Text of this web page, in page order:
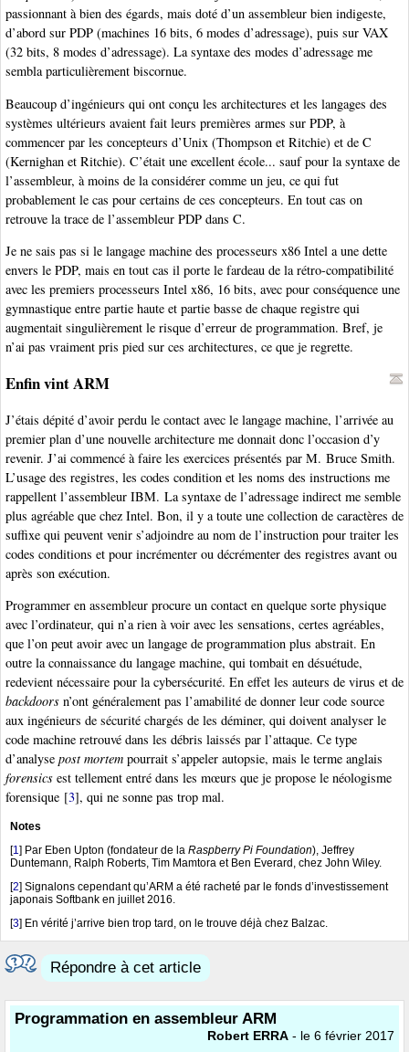
passionnant à bien des égards, mais doté d’un assembleur bien indigeste,
d’abord sur PDP (machines 16 bits, 6 modes d’adressage), puis sur VAX
(32 bits, 8 modes d’adressage). La syntaxe des modes d’adressage me
sembla particulièrement biscornue.
Beaucoup d’ingénieurs qui ont conçu les architectures et les langages des
systèmes ultérieurs avaient fait leurs premières armes sur PDP, à
commencer par les concepteurs d’Unix (Thompson et Ritchie) et de C
(Kernighan et Ritchie). C’était une excellent école... sauf pour la syntaxe de
l’assembleur, à moins de la considérer comme un jeu, ce qui fut
probablement le cas pour certains de ces concepteurs. En tout cas on
retrouve la trace de l’assembleur PDP dans C.
Je ne sais pas si le langage machine des processeurs x86 Intel a une dette
envers le PDP, mais en tout cas il porte le fardeau de la rétro-compatibilité
avec les premiers processeurs Intel x86, 16 bits, avec pour conséquence une
gymnastique entre partie haute et partie basse de chaque registre qui
augmentait singulièrement le risque d’erreur de programmation. Bref, je
n’ai pas vraiment pris pied sur ces architectures, ce que je regrette.
Enfin vint ARM
J’étais dépité d’avoir perdu le contact avec le langage machine, l’arrivée au
premier plan d’une nouvelle architecture me donnait donc l’occasion d’y
revenir. J’ai commencé à faire les exercices présentés par M. Bruce Smith.
L’usage des registres, les codes condition et les noms des instructions me
rappellent l’assembleur IBM. La syntaxe de l’adressage indirect me semble
plus agréable que chez Intel. Bon, il y a toute une collection de caractères de
suffixe qui peuvent venir s’adjoindre au nom de l’instruction pour traiter les
codes conditions et pour incrémenter ou décrémenter des registres avant ou
après son exécution.
Programmer en assembleur procure un contact en quelque sorte physique
avec l’ordinateur, qui n’a rien à voir avec les sensations, certes agréables,
que l’on peut avoir avec un langage de programmation plus abstrait. En
outre la connaissance du langage machine, qui tombait en désuétude,
redevient nécessaire pour la cybersécurité. En effet les auteurs de virus et de
backdoors n’ont généralement pas l’amabilité de donner leur code source
aux ingénieurs de sécurité chargés de les déminer, qui doivent analyser le
code machine retrouvé dans les débris laissés par l’attaque. Ce type
d’analyse post mortem pourrait s’appeler autopsie, mais le terme anglais
forensics est tellement entré dans les mœurs que je propose le néologisme
forensique [3], qui ne sonne pas trop mal.
Notes
[1 ] Par Eben Upton (fondateur de la Raspberry Pi Foundation), Jeffrey
Duntemann, Ralph Roberts, Tim Mamtora et Ben Everard, chez John Wiley.
[2] Signalons cependant qu’ARM a été racheté par le fonds d’investissement
japonais Softbank en juillet 2016.
[3] En vérité j’arrive bien trop tard, on le trouve déjà chez Balzac.
Répondre à cet article
Programmation en assembleur ARM
Robert ERRA - le 6 février 2017